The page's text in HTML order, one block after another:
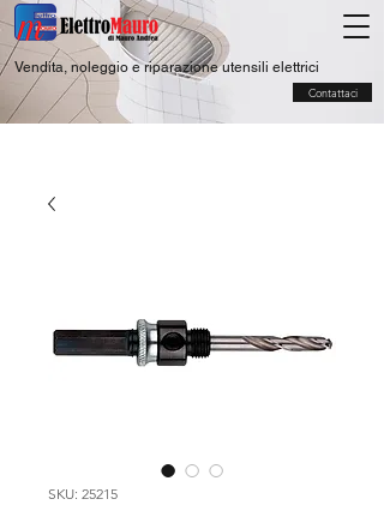
Vendita, noleggio e riparazione utensili elettrici
Contattaci
SKU: 25215